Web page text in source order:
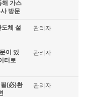
해 가스
방문
체 설
관리자
이 있
터로
관리자
(必)환
관리자